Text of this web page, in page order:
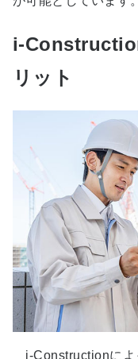
i-
リット
i-Constructionによ